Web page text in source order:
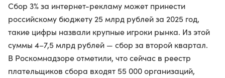
Сбор 3% за интернет-рекламу может принести
российскому бюджету 25 млрд рублей за 2025 год,
такие цифры назвали крупные игроки рынка. Из этой
суммы 4–7,5 млрд рублей — сбор за второй квартал.
В Роскомнадзоре отметили, что сейчас в реестр
плательщиков сбора входят 55 000 организаций,